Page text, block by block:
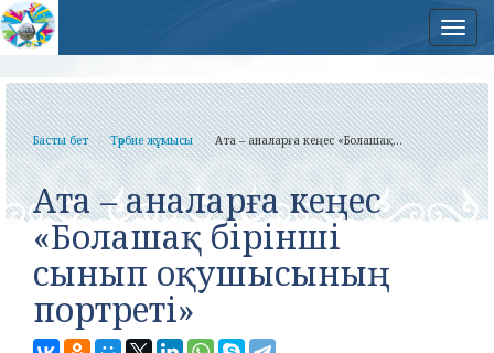
Басты бет Тәрбие жұмысы Ата – аналарға кеңес «Болашақ...
Ата – аналарға кеңес
«Болашақ бірінші
сынып оқушысының
портреті»